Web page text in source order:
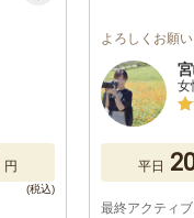
円
よろしくお願
女
平日
最終アクティ